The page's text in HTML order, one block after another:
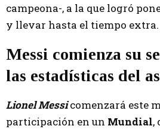
campeona-, a la que logró
y llevar hasta el tiempo extra.
Messi comienza su
las estadísticas del
Lionel Messicomenzará este
participación en un Mundial,